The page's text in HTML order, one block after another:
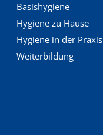
Basishygiene
Hygiene zu Hause
Hygiene in der Praxis
Weiterbildung